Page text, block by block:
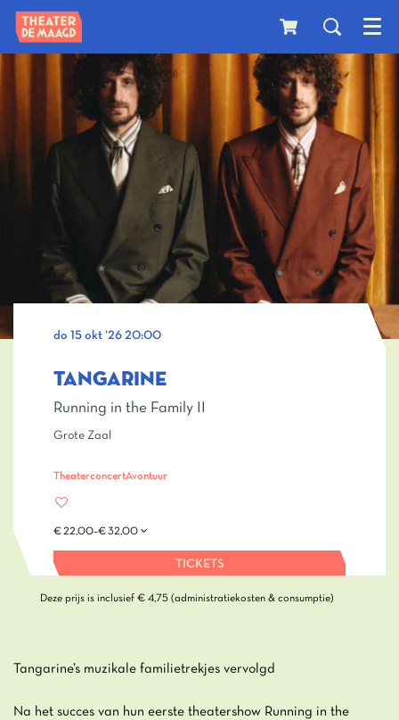
Menu
TANGARINE
Running in the Family II
do 15 okt ’26 20:00
Grote Zaal
TheaterconcertAvontuur
€ 22,00–€ 32,00
TICKETS
Deze prijs is inclusief € 4,75 (administratiekosten & consumptie)
Tangarine’s muzikale familietrekjes vervolgd
Na het succes van hun eerste theatershow Running in the